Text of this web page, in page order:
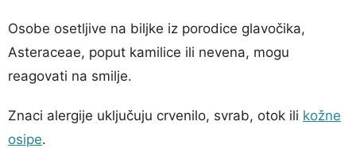
Osobe osetljive na biljke iz porodice glavočika,
Asteraceae, poput kamilice ili nevena, mogu
reagovati na smilje.
Znaci alergije uključuju crvenilo, svrab, otok ili kožne
osipe.